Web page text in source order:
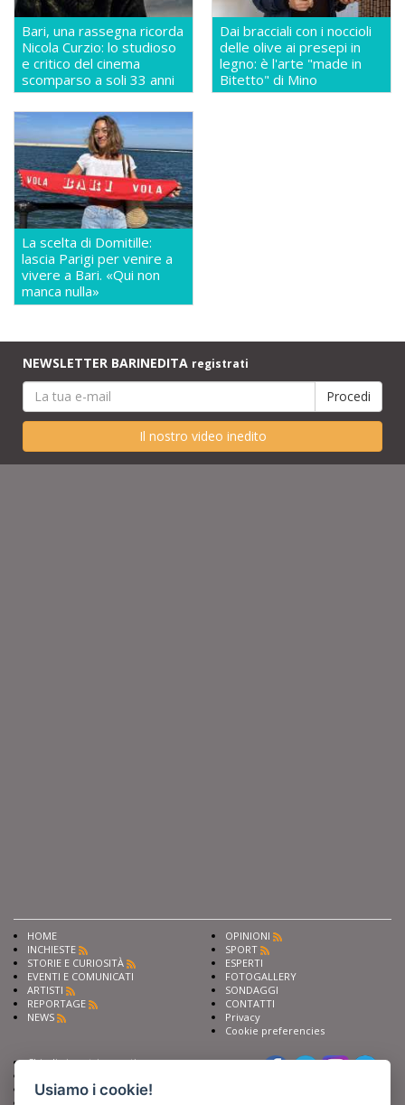
Bari, una rassegna ricorda
Nicola Curzio: lo studioso
e critico del cinema
scomparso a soli 33 anni
Dai bracciali con i noccioli
delle olive ai presepi in
legno: è l'arte "made in
Bitetto" di Mino
La scelta di Domitille:
lascia Parigi per venire a
vivere a Bari. «Qui non
manca nulla»
NEWSLETTER BARINEDITA registrati
Il nostro video inedito
HOME
INCHIESTE
STORIE E CURIOSITÀ
EVENTI E COMUNICATI
ARTISTI
REPORTAGE
NEWS
OPINIONI
SPORT
ESPERTI
FOTOGALLERY
SONDAGGI
CONTATTI
Privacy
Cookie preferencies
Chiedi ai nostri esperti
Fai pubblicità con noi
Usiamo i cookie!